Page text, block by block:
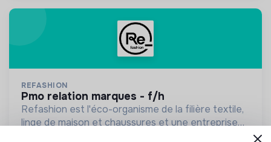
REFASHION
pmo relation marques - f/h
Refashion est l'éco-organisme de la filière textile,
linge de maison et chaussures et une entreprise